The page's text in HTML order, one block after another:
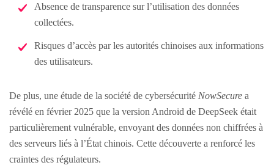
Absence de transparence sur l’utilisation des données
collectées.
Risques d’accès par les autorités chinoises aux informations
des utilisateurs.
De plus, une étude de la société de cybersécurité NowSecure a
révélé en février 2025 que la version Android de DeepSeek était
particulièrement vulnérable, envoyant des données non chiffrées à
des serveurs liés à l’État chinois. Cette découverte a renforcé les
craintes des régulateurs.